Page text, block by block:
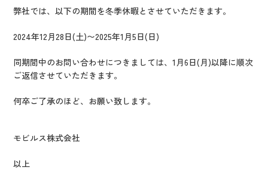
CX向上情報サイト
弊社では、以下の期間を冬季休暇とさせていただきます。
2024年12月28日(土)〜2025年1月5日(日)
同期間中のお問い合わせにつきましては、1月6日(月)以降に順次
ご返信させていただきます。
何卒ご了承のほど、お願い致します。
モビルス株式会社
以上